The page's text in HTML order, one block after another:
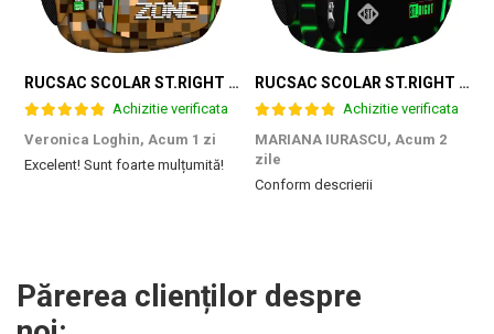
RUCSAC SCOLAR ST.RIGHT 4 COMPARTIMENTE BP-04 GAME ZONE 698187
Achizitie verificata
Veronica Loghin, Acum 1 zi
Excelent! Sunt foarte mulțumită!
RUCSAC SCOLAR ST.RIGHT 4 COMPARTIMENTE BP-04 GREEN LEVEL 301339
Achizitie verificata
MARIANA IURASCU, Acum 2
zile
Conform descrierii
Părerea clienților despre